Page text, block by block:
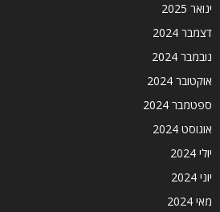
ינואר 2025
דצמבר 2024
נובמבר 2024
אוקטובר 2024
ספטמבר 2024
אוגוסט 2024
יולי 2024
יוני 2024
מאי 2024